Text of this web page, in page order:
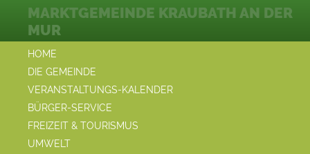
HOME
DIE GEMEINDE
VERANSTALTUNGS-KALENDER
BÜRGER-SERVICE
FREIZEIT & TOURISMUS
UMWELT
MARKTGEMEINDE KRAUBATH AN DER
MUR